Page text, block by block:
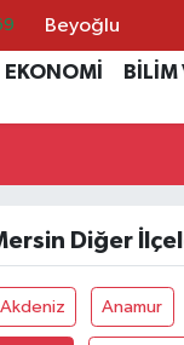
Beyoğlu
EKONOMİ
BİLİM
Diğer
Akdeniz Anamur